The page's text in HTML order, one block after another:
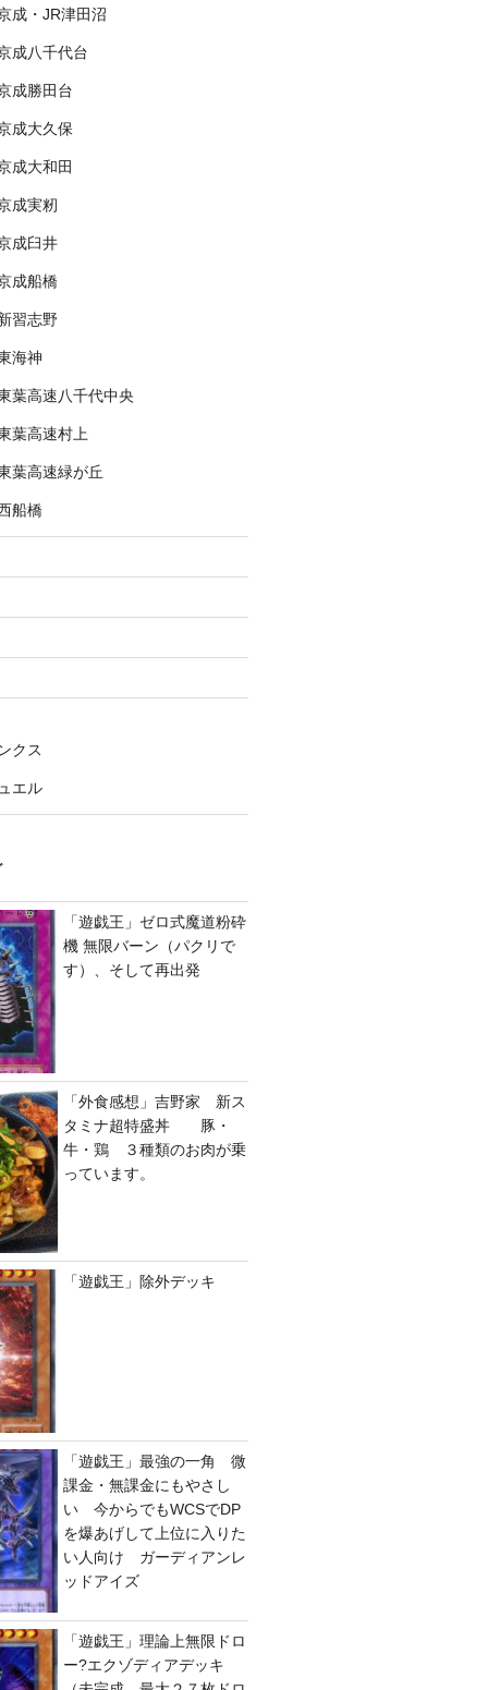
成・JR津田沼
成八千代台
成勝田台
成大久保
成大和田
成実籾
成臼井
成船橋
習志野
海神
葉高速八千代中央
葉高速村上
葉高速緑が丘
船橋
クス
エル
「遊戯王」ゼロ式魔道粉砕
機 無限バーン（パクリで
す）、そして再出発
「外食感想」吉野家 新ス
タミナ超特盛丼 豚・
牛・鶏 ３種類のお肉が乗
っています。
「遊戯王」除外デッキ
「遊戯王」最強の一角 微
課金・無課金にもやさし
い 今からでもWCSでDP
を爆あげして上位に入りた
い人向け ガーディアンレ
ッドアイズ
「遊戯王」理論上無限ドロ
ー?エクゾディアデッキ